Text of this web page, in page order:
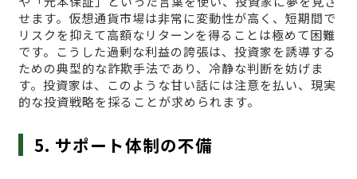
せます。仮想通貨市場は非常に変動性が高く、短期間で
リスクを抑えて高額なリターンを得ることは極めて困難
です。こうした過剰な利益の誇張は、投資家を誘導する
ための典型的な詐欺手法であり、冷静な判断を妨げま
す。投資家は、このような甘い話には注意を払い、現実
的な投資戦略を採ることが求められます。
5. サポート体制の不備